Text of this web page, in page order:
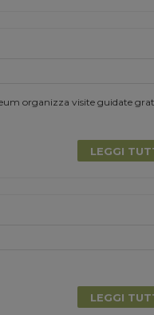
organizza visite guidate
LEGGI
LEGGI